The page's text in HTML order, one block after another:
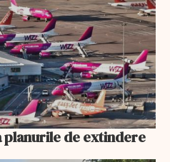
planurile de extindere